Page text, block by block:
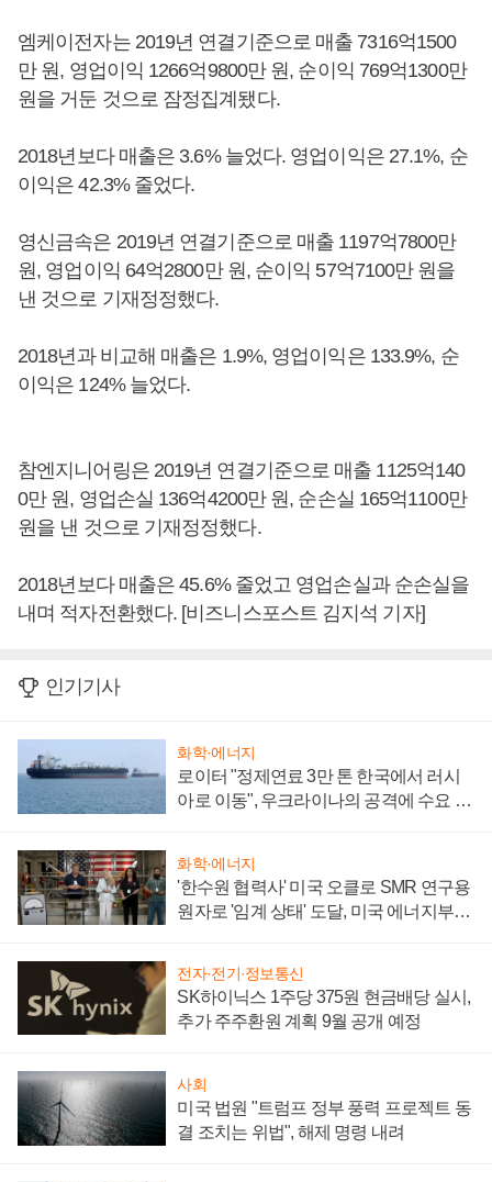
엠케이전자는 2019년 연결기준으로 매출 7316억1500
만 원, 영업이익 1266억9800만 원, 순이익 769억1300만
원을 거둔 것으로 잠정집계됐다.
2018년보다 매출은 3.6% 늘었다. 영업이익은 27.1%, 순
이익은 42.3% 줄었다.
영신금속은 2019년 연결기준으로 매출 1197억7800만
원, 영업이익 64억2800만 원, 순이익 57억7100만 원을
낸 것으로 기재정정했다.
2018년과 비교해 매출은 1.9%, 영업이익은 133.9%, 순
이익은 124% 늘었다.
참엔지니어링은 2019년 연결기준으로 매출 1125억140
0만 원, 영업손실 136억4200만 원, 순손실 165억1100만
원을 낸 것으로 기재정정했다.
2018년보다 매출은 45.6% 줄었고 영업손실과 순손실을
내며 적자전환했다. [비즈니스포스트 김지석 기자]
인기기사
화학·에너지
로이터 "정제연료 3만 톤 한국에서 러시
아로 이동", 우크라이나의 공격에 수요 늘
화학·에너지
'한수원 협력사' 미국 오클로 SMR 연구용
원자로 '임계 상태' 도달, 미국 에너지부
전자·전기·정보통신
SK하이닉스 1주당 375원 현금배당 실시,
추가 주주환원 계획 9월 공개 예정
사회
미국 법원 "트럼프 정부 풍력 프로젝트 동
결 조치는 위법", 해제 명령 내려